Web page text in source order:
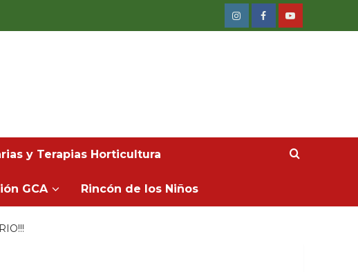
InstagramFacebookYoutube
y Terapias Horticultura
GCA Rincón de los Niños